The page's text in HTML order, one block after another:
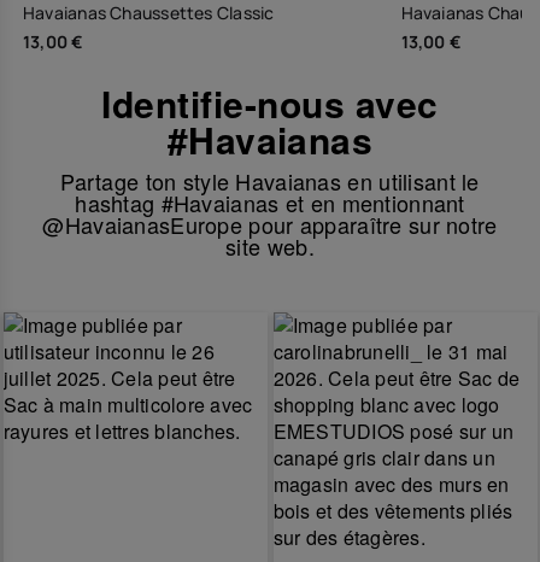
Havaianas Chaussettes Classic
13,00 €
Havaianas
13,00 €
Identifie-nous avec
#Havaianas
Partage ton style Havaianas en utilisant le
hashtag #Havaianas et en mentionnant
@HavaianasEurope pour apparaître sur notre
site web.